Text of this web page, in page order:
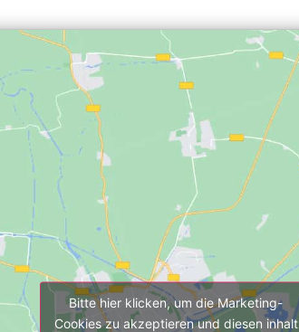
Bitte hier klicken, um die Marketing-
Cookies zu akzeptieren und diesen inhalt